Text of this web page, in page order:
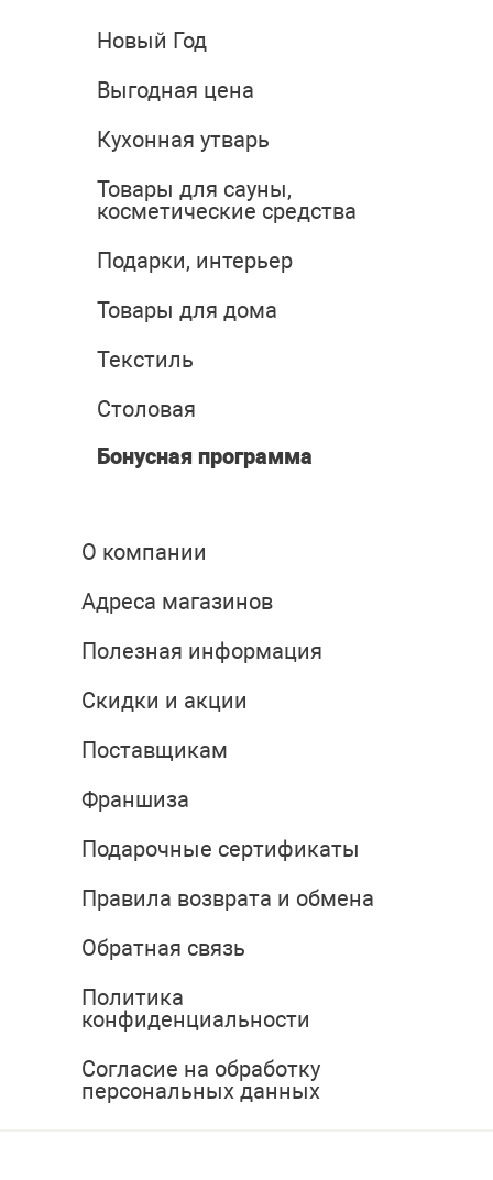
Новый Год
Выгодная цена
Кухонная утварь
Товары для сауны,
косметические средства
Подарки, интерьер
Товары для дома
Текстиль
Столовая
Бонусная программа
О компании
Адреса магазинов
Полезная информация
Скидки и акции
Поставщикам
Франшиза
Подарочные сертификаты
Правила возврата и обмена
Обратная связь
Политика
конфиденциальности
Согласие на обработку
персональных данных